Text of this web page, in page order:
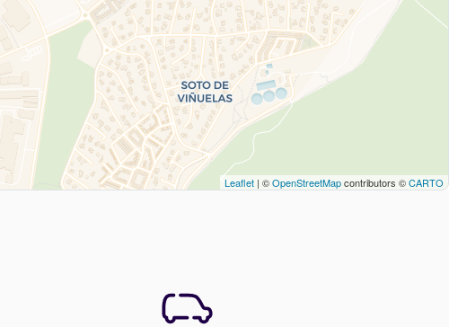
Leaflet | ©OpenStreetMapcontributors ©CARTO